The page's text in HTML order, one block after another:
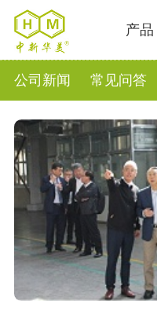
产品
公司新闻 常见问答